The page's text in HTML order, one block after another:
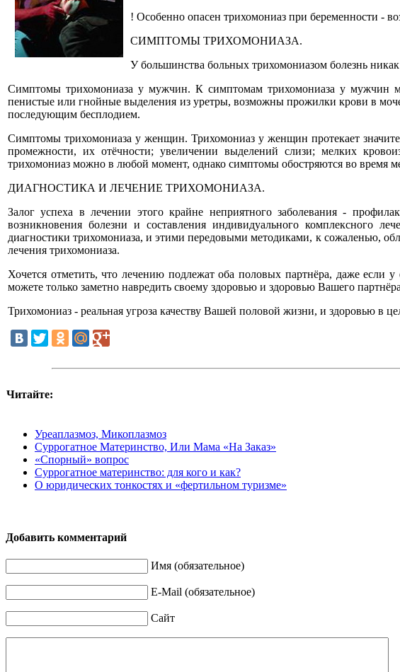
! Особенно опасен трихомониаз при беременности -
СИМПТОМЫ ТРИХОМОНИАЗА.
У большинства больных трихомониазом болезнь
Симптомы трихомониаза у мужчин. К симптомам трихомониаза у мужчин
пенистые или гнойные выделения из уретры, возможны прожилки крови в
последующим бесплодием.
Симптомы трихомониаза у женщин. Трихомониаз у женщин протекает
промежности, их отёчности; увеличении выделений слизи; мелких
трихомониаз можно в любой момент, однако симптомы обостряются во время
ДИАГНОСТИКА И ЛЕЧЕНИЕ ТРИХОМОНИАЗА.
Залог успеха в лечении этого крайне неприятного заболевания -
возникновения болезни и составления индивидуального комплексного
диагностики трихомониаза, и этими передовыми методиками, к сожаленью,
лечения трихомониаза.
Хочется отметить, что лечению подлежат оба половых партнёра, даже если
можете только заметно навредить своему здоровью и здоровью Вашего
Трихомониаз - реальная угроза качеству Вашей половой жизни, и здоровью в
Читайте:
Уреаплазмоз, Микоплазмоз
Суррогатное Материнство, Или Мама «На Заказ»
«Спорный» вопрос
Суррогатное материнство: для кого и как?
О юридических тонкостях и «фертильном туризме»
Добавить комментарий
Имя (обязательное)
E-Mail (обязательное)
Сайт